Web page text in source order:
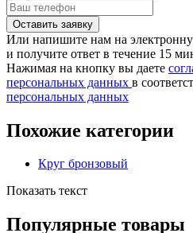
Или напишите нам на
и получите ответ в течение 15
Нажимая на кнопку вы даете
персональных данных в
персональных данных
Похожие категории
Круг бронзовый
Показать текст
Популярные товары